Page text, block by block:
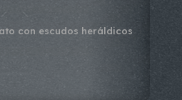
con escudos heráldicos